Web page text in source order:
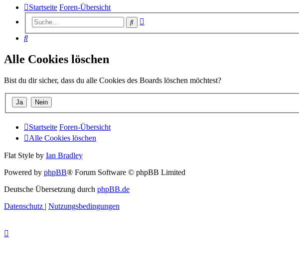
Startseite Foren-Übersicht
Suche
Suche
Alle Cookies löschen
Bist du dir sicher, dass du alle Cookies des Boards löschen möchtest?
Startseite Foren-Übersicht
Alle Cookies löschen
Flat Style by Ian Bradley
Powered by phpBB® Forum Software © phpBB Limited
Deutsche Übersetzung durch phpBB.de
Datenschutz | Nutzungsbedingungen